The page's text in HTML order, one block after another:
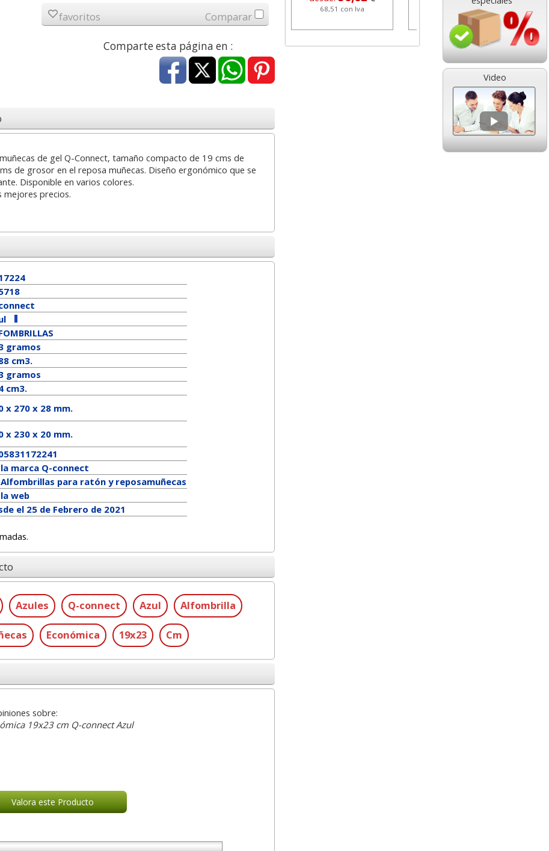
Video
favoritos Comparar
Comparte esta página en :
de gel Q-Connect, tamaño compacto de 19 cms de
de grosor en el reposa muñecas. Diseño ergonómico que se
Disponible en varios colores.
mejores precios.
gramos
cm3.
gramos
cm3.
x 270 x 28 mm.
x 230x 20mm.
marca Q-connect
para ratón y reposamuñecas
web
el 25 de Febrero de 2021
Azules Q-connect Azul Alfombrilla
Económica 19x23 Cm
sobre:
19x23 cm Q-connect Azul
Valora este Producto
68,51 con Iva 1,08 con Iva
alta
para Officejet Pro 8600
negro
moldeable maleable
para carboncillo o
grafito
Negro, original